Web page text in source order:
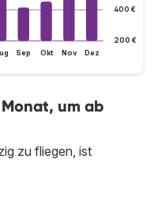
200 €
400 €
Sep Okt Nov Dez
um ab
zu fliegen, ist